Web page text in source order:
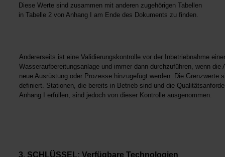
Diese Werte sind zusammen mit anderen zugehörigen Tabellen
in Tabelle 2 von Anhang I am Ende des Dokuments zu finden.
Andererseits ist eine Validierungskontrolle vor der Inbetriebnahme
Wasseraufbereitungsanlage und immer dann durchzuführen, wenn die
neue Ausrüstung oder Prozesse hinzugefügt werden. Die Grenzwerte
definiert. Stationen, die bereits in Betrieb sind und die
Anhang I erfüllen, sind jedoch von dieser Kontrolle ausgenommen.
3. SCHLÜSSEL: Verfügbare Technologien